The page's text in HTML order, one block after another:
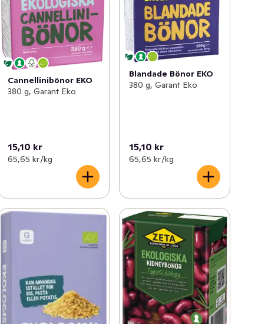
Cannellinibönor EKO
380 g, Garant Eko
15,10 kr
65,65 kr /kg
Blandade Bönor EKO
380 g, Garant Eko
15,10 kr
65,65 kr /kg